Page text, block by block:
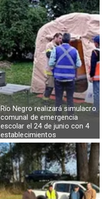
Río Negro realizará simulacro
comunal de emergencia
escolar el 24 de junio con 4
establecimientos